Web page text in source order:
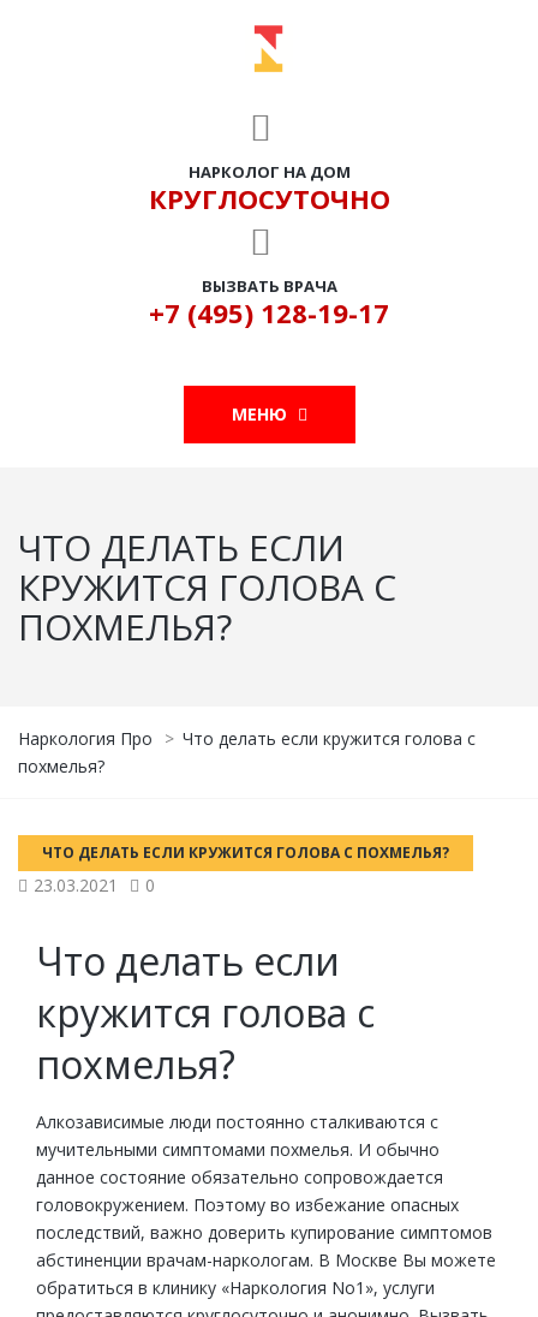
НАРКОЛОГ НА ДОМ
КРУГЛОСУТОЧНО
ВЫЗВАТЬ ВРАЧА
+7 (495) 128-19-17
МЕНЮ
ЧТО ДЕЛАТЬ ЕСЛИ
КРУЖИТСЯ ГОЛОВА С
ПОХМЕЛЬЯ?
Наркология Про > Что делать если кружится голова с
похмелья?
ЧТО ДЕЛАТЬ ЕСЛИ КРУЖИТСЯ ГОЛОВА С ПОХМЕЛЬЯ?
23.03.2021 0
Что делать если
кружится голова с
похмелья?
Алкозависимые люди постоянно сталкиваются с
мучительными симптомами похмелья. И обычно
данное состояние обязательно сопровождается
головокружением. Поэтому во избежание опасных
последствий, важно доверить купирование симптомов
абстиненции врачам-наркологам. В Москве Вы можете
обратиться в клинику «Наркология No1», услуги